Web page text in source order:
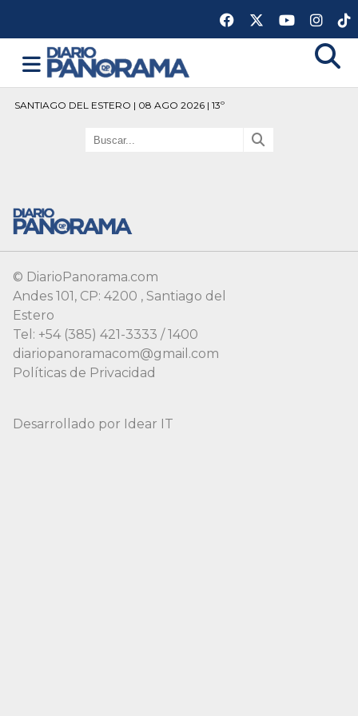
SANTIAGO DEL ESTERO | 08 AGO 2026 | 13º
© DiarioPanorama.com
Andes 101, CP: 4200 , Santiago del
Estero
Tel: +54 (385) 421-3333 / 1400
diariopanoramacom@gmail.com
Políticas de Privacidad
Desarrollado por Idear IT